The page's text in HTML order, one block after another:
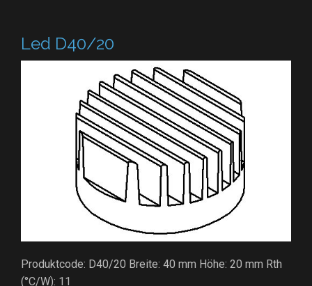
Led D40/20
Produktcode: D40/20 Breite: 40 mm Höhe: 20 mm Rth
(°C/W): 11